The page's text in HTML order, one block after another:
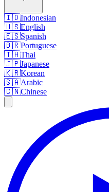
🇮🇩Indonesian
🇺🇸English
🇪🇸Spanish
🇧🇷Portuguese
🇹🇭Thai
🇯🇵Japanese
🇰🇷Korean
🇸🇦Arabic
🇨🇳Chinese